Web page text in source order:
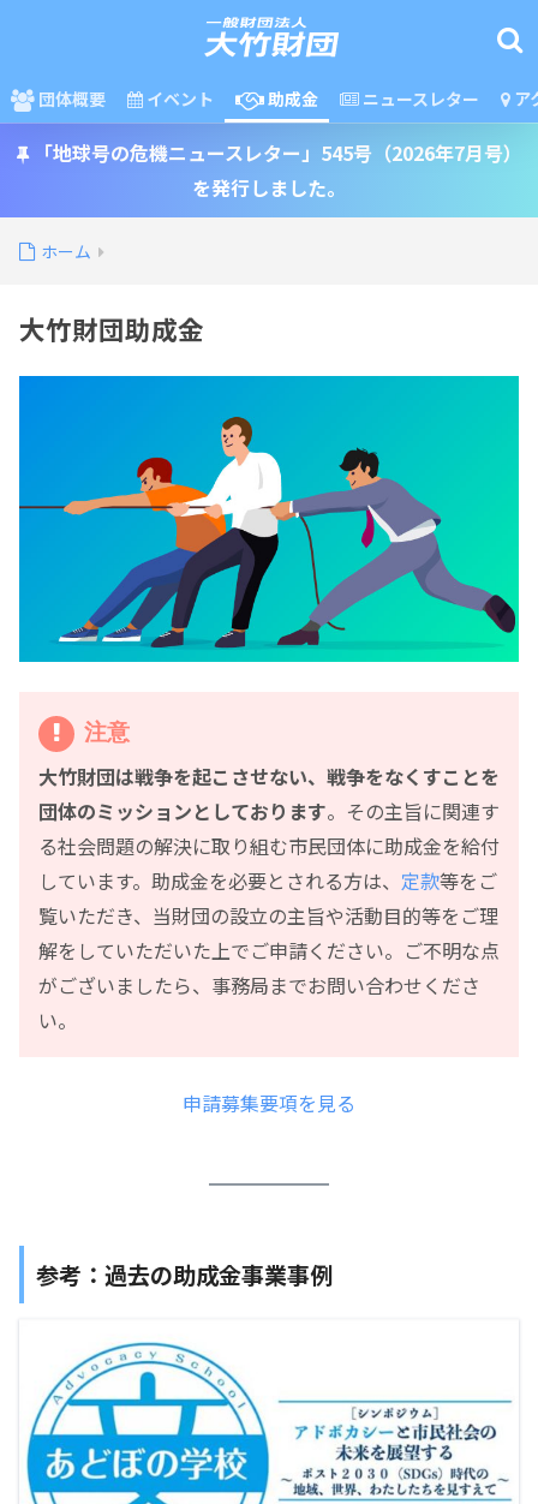
団体概要 イベント 助成金 ニュースレター ア
「地球号の危機ニュースレター」545号（2026年7月号）
を発行しました。
ホーム
大竹財団助成金
注意
大竹財団は戦争を起こさせない、戦争をなくすことを
団体のミッションとしております。その主旨に関連す
る社会問題の解決に取り組む市民団体に助成金を給付
しています。助成金を必要とされる方は、 定款等をご
覧いただき、当財団の設立の主旨や活動目的等をご理
解をしていただいた上でご申請ください。ご不明な点
がございましたら、事務局までお問い合わせくださ
い。
申請募集要項を見る
参考：過去の助成金事業事例